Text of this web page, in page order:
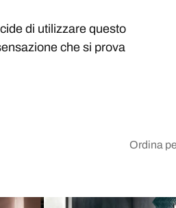
di utilizzare questo
che si prova
Ordina